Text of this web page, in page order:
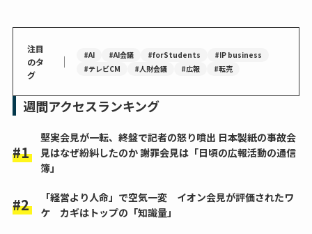
注目
のタ
グ
｜ #AI #AI会議 #forStudents
#IP business
#テレビCM
#人財会議 #広報 #転売
週間アクセスランキング
堅実会見が一転、終盤で記者の怒り噴出 日本製紙の事故会
見はなぜ紛糾したのか 謝罪会見は「日頃の広報活動の通信
簿」
「経営より人命」で空気一変 イオン会見が評価されたワ
ケ カギはトップの「知識量」